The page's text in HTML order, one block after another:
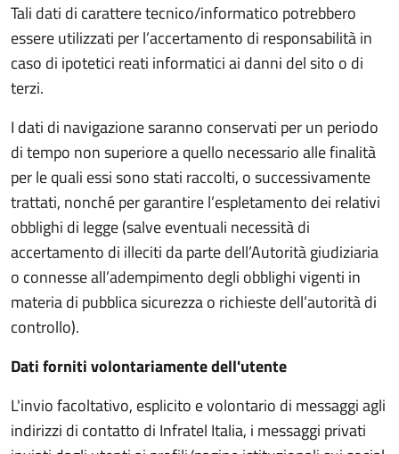
Tali dati di carattere tecnico/informatico potrebbero
essere utilizzati per l’accertamento di responsabilità in
caso di ipotetici reati informatici ai danni del sito o di
terzi.
I dati di navigazione saranno conservati per un periodo
di tempo non superiore a quello necessario alle finalità
per le quali essi sono stati raccolti, o successivamente
trattati, nonché per garantire l’espletamento dei relativi
obblighi di legge (salve eventuali necessità di
accertamento di illeciti da parte dell’Autorità giudiziaria
o connesse all’adempimento degli obblighi vigenti in
materia di pubblica sicurezza o richieste dell’autorità di
controllo).
Dati forniti volontariamente dell'utente
L'invio facoltativo, esplicito e volontario di messaggi agli
indirizzi di contatto di Infratel Italia, i messaggi privati